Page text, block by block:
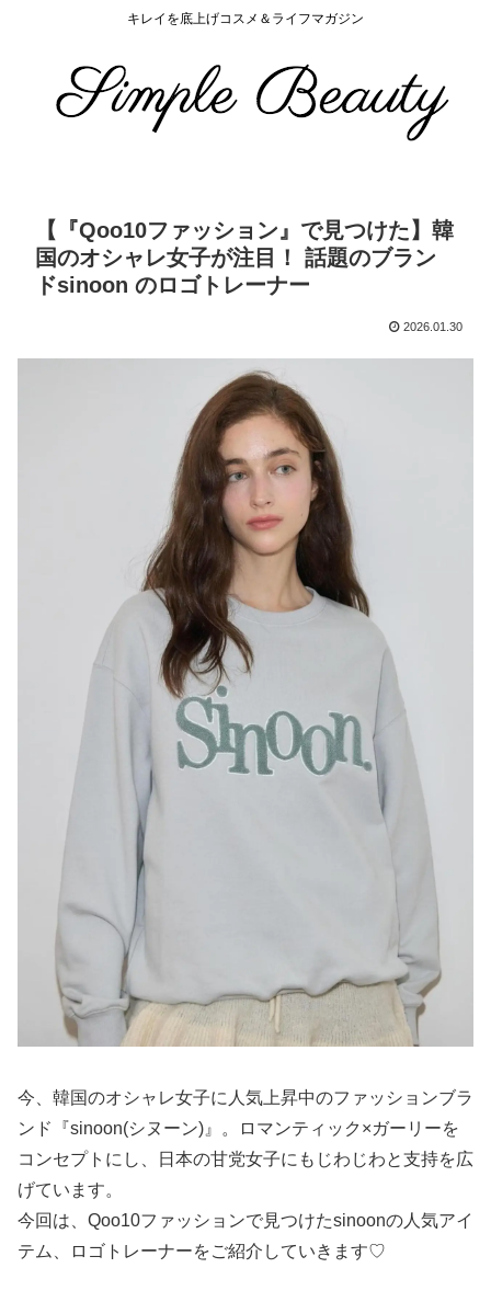
キレイを底上げコスメ＆ライフマガジン
【『Qoo10ファッション』で見つけた】韓
国のオシャレ女子が注目！ 話題のブラン
ドsinoon のロゴトレーナー
2026.01.30
今、韓国のオシャレ女子に人気上昇中のファッションブラ
ンド『sinoon(シヌーン)』。ロマンティック×ガーリーを
コンセプトにし、日本の甘党女子にもじわじわと支持を広
げています。
今回は、Qoo10ファッションで見つけたsinoonの人気アイ
テム、ロゴトレーナーをご紹介していきます♡